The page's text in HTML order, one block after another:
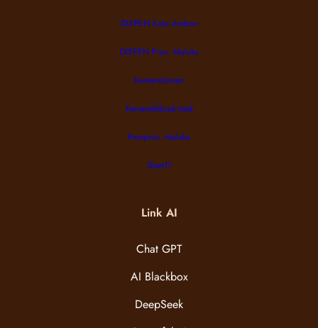
DISPEN Kota Ambon
DISPEN Prov. Maluku
Kemendismen
Kemendikbudristek
Pemprov. Maluku
Sbet11
Link AI
Chat GPT
AI Blackbox
DeepSeek